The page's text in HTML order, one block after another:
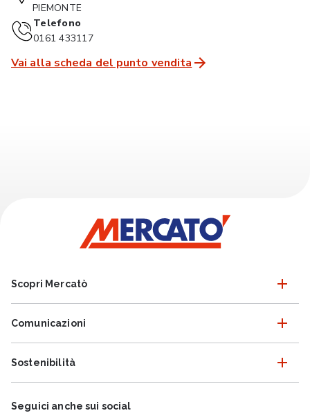
PIEMONTE
Telefono
0161 433117
Vai alla scheda del punto vendita
Scopri Mercatò
Comunicazioni
Sostenibilità
Seguici anche sui social